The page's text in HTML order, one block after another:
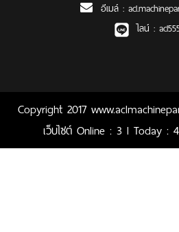
อีเมล์ :
ไลน์ :
Copyright 2017
เว็บไซต์Online : 3 l Today :